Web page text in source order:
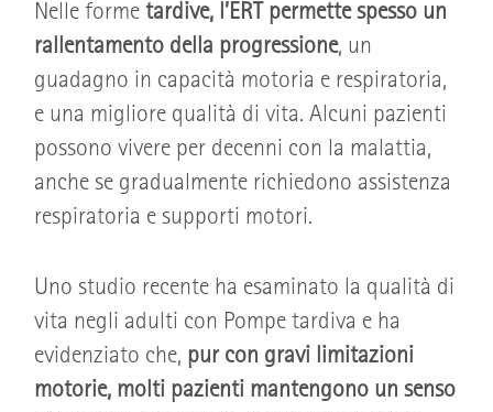
Nelle formetardive, l’ERT permette spesso un
rallentamento della progressione, un
guadagno in capacità motoria e respiratoria,
e una migliore qualità di vita. Alcuni pazienti
possono vivere per decenni con la malattia,
anche se gradualmente richiedono assistenza
respiratoria e supporti motori.
Uno studio recente ha esaminato la qualità di
vita negli adulti con Pompe tardiva e ha
evidenziato che, pur con gravi limitazioni
motorie, molti pazienti mantengono un senso